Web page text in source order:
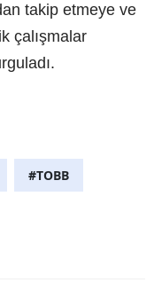
takip etmeye ve
çalışmalar
#TOBB